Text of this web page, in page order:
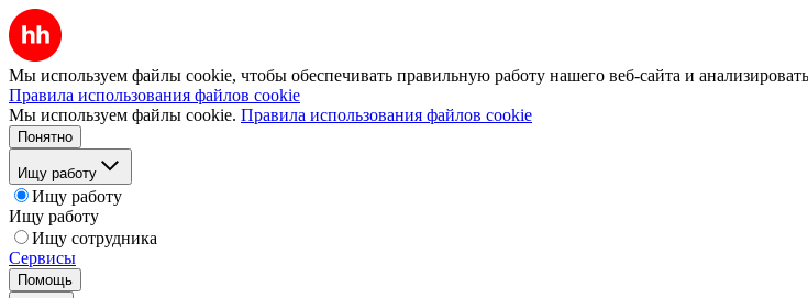
Мы используем файлы cookie, чтобы обеспечивать правильную работу нашего веб-сайта и
Правила использования файлов cookie
Мы используем файлы cookie. Правила использования файлов cookie
Понятно
Ищу работу
Ищу работу
Ищу работу
Ищу сотрудника
Сервисы
Помощь